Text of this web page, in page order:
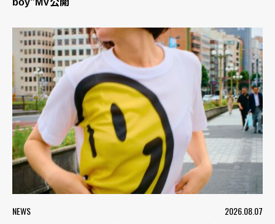
boy”MV公開
NEWS 2026.08.07